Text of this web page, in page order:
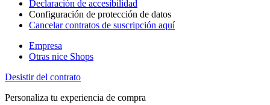
Declaración de accesibilidad
Configuración de protección de datos
Cancelar contratos de suscripción aquí
Empresa
Otras nice Shops
Desistir del contrato
Personaliza tu experiencia de compra